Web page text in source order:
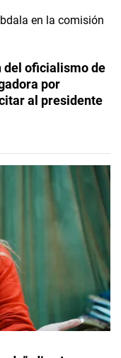
del oficialismo de
por
al presidente